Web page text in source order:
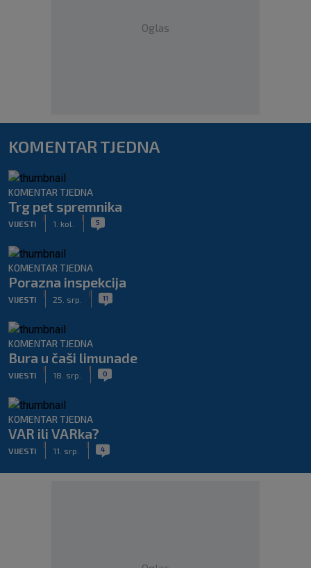
Oglas
KOMENTAR TJEDNA
KOMENTAR TJEDNA
Trg pet spremnika
VIJESTI 1. kol. 5
KOMENTAR TJEDNA
Porazna inspekcija
VIJESTI 25. srp. 11
KOMENTAR TJEDNA
Bura u čaši limunade
VIJESTI 18. srp. 0
KOMENTAR TJEDNA
VAR ili VARka?
VIJESTI 11. srp. 4